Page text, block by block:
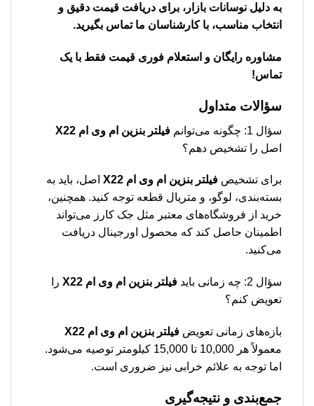
به دلیل نوسانات بازار، برای دریافت قیمت دقیق و
انتخاب مناسب، با کارشناسان ما تماس بگیرید.
مشاوره رایگان و استعلام فوری قیمت فقط با یک
تماس!
سؤالات متداول
سؤال 1: چگونه می‌توانم
فیلتر بنزین ام وی ام X22
اصل را تشخیص دهم؟
برای تشخیص فیلتر بنزین ام وی ام X22
اصل، باید به
بسته‌بندی، لوگو، و متریال قطعه توجه کنید. همچنین،
خرید از فروشگاه‌های معتبر مثل جک کارز می‌تواند
اطمینان حاصل کند که محصول اورجینال دریافت
می‌کنید.
سؤال 2: چه زمانی باید فیلتر بنزین ام وی ام X22
را
تعویض کنم؟
بازه‌های زمانی تعویض فیلتر بنزین ام وی ام X22
معمولاً هر 10,000 تا 15,000 کیلومتر توصیه می‌شود.
اما توجه به علائم خرابی نیز ضروری است.
جمع‌بندی و نتیجه‌گیری